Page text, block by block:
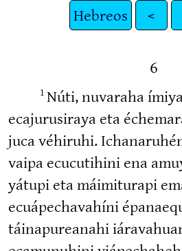
Hebreos <
6
1 Núti, nuvaraha
ecaju­ru­siraya eta
juca véhiruhi.
vaipa ecucu­tihini ena
yátupi eta máimiturapi
ecuápe­cha­vahíni
táinapu­reanahi